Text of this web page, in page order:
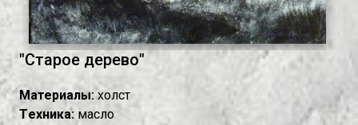
"Старое дерево"
Материалы: холст
Tехника: масло